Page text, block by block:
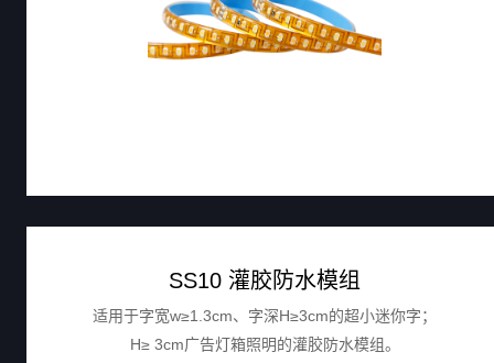
SS10 灌胶防水模组
适用于字宽w≥1.3cm、字深H≥3cm的超小迷你字；
H≥ 3cm广告灯箱照明的灌胶防水模组。